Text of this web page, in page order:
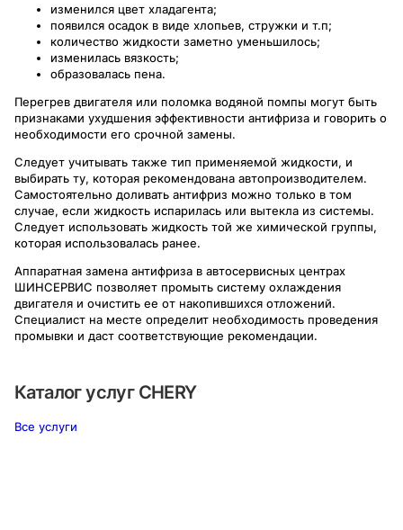
изменился цвет хладагента;
появился осадок в виде хлопьев, стружки и т.п;
количество жидкости заметно уменьшилось;
изменилась вязкость;
образовалась пена.
Перегрев двигателя или поломка водяной помпы могут быть
признаками ухудшения эффективности антифриза и говорить о
необходимости его срочной замены.
Следует учитывать также тип применяемой жидкости, и
выбирать ту, которая рекомендована автопроизводителем.
Самостоятельно доливать антифриз можно только в том
случае, если жидкость испарилась или вытекла из системы.
Следует использовать жидкость той же химической группы,
которая использовалась ранее.
Аппаратная замена антифриза в автосервисных центрах
ШИНСЕРВИС позволяет промыть систему охлаждения
двигателя и очистить ее от накопившихся отложений.
Специалист на месте определит необходимость проведения
промывки и даст соответствующие рекомендации.
Каталог услуг CHERY
Все услуги